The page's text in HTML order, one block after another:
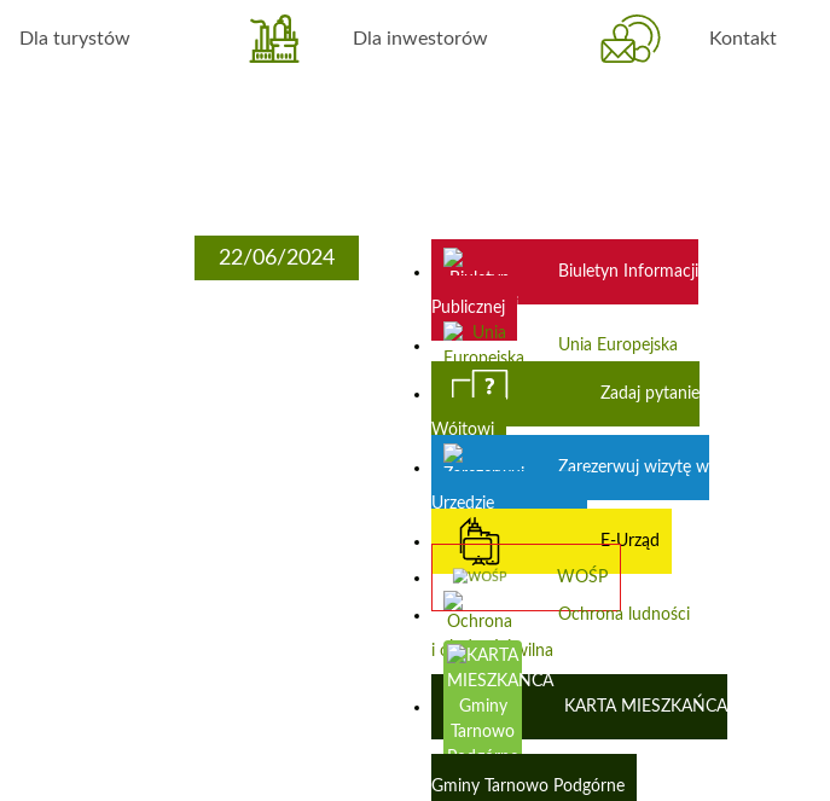
Dla turystów Dla inwestorów Kontakt
22/06/2024
Biuletyn Informacji
Publicznej
Unia Europejska
Zadaj pytanie
Wójtowi
Zarezerwuj wizytę w
Urzędzie
E-Urząd
WOŚP
Ochrona ludności
i obrona cywilna
KARTA MIESZKAŃCA
Gminy Tarnowo Podgórne